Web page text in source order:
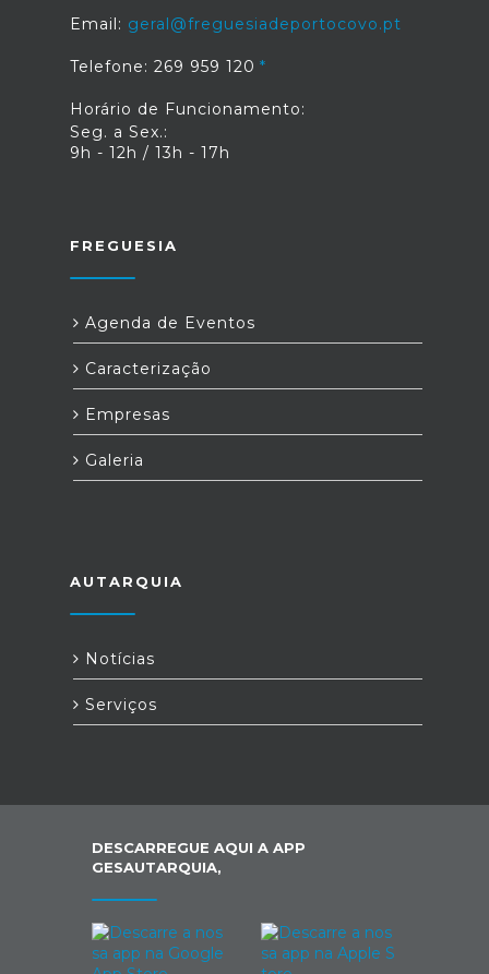
Email: geral@freguesiadeportocovo.pt
Telefone: 269 959 120
Horário de Funcionamento:
Seg. a Sex.:
9h - 12h / 13h - 17h
FREGUESIA
Agenda de Eventos
Caracterização
Empresas
Galeria
AUTARQUIA
Notícias
Serviços
DESCARREGUE AQUI A APP
GESAUTARQUIA,